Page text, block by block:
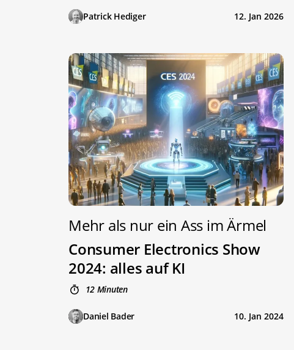
Patrick Hediger 12. Jan 2026
Mehr als nur ein Ass im Ärmel
Consumer Electronics Show
2024: alles auf KI
12 Minuten
Daniel Bader 10. Jan 2024